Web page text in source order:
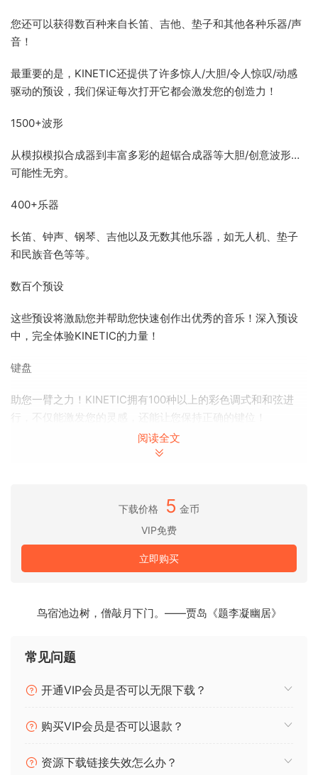
您还可以获得数百种来自长笛、吉他、垫子和其他各种乐器/声
音！
最重要的是，KINETIC还提供了许多惊人/大胆/令人惊叹/动感
驱动的预设，我们保证每次打开它都会激发您的创造力！
1500+波形
从模拟模拟合成器到丰富多彩的超锯合成器等大胆/创意波形…
可能性无穷。
400+乐器
长笛、钟声、钢琴、吉他以及无数其他乐器，如无人机、垫子
和民族音色等等。
数百个预设
这些预设将激励您并帮助您快速创作出优秀的音乐！深入预设
中，完全体验KINETIC的力量！
键盘
助您一臂之力！KINETIC拥有100种以上的彩色调式和和弦进
行，不仅能激发您的灵感，还能让您保持正确的键位！
创建低保真音色，EQ特定频率，甚至使用我们招牌的随机函数
KINETIC具备处理音乐制作的多种能力！您可以用KINETIC做任
不仅仅是调制和预设，我们精心策划的采样和优秀的波形相结
境！
真正创造属于您自己的音色
通过每个预设，您可以轻松编辑和调整参数。只需轻点几下，
阅读全文
下载价格 5 金币
VIP免费
立即购买
鸟宿池边树，僧敲月下门。——贾岛《题李凝幽居》
常见问题
开通VIP会员是否可以无限下载？
购买VIP会员是否可以退款？
资源下载链接失效怎么办？